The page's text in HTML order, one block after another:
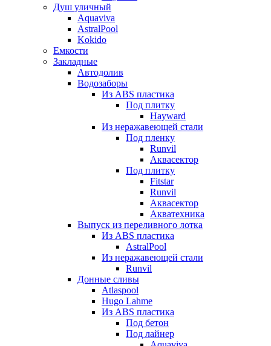
Душ уличный
Aquaviva
AstralPool
Kokido
Емкости
Закладные
Автодолив
Водозаборы
Из ABS пластика
Под плитку
Hayward
Из неражавеющей стали
Под пленку
Runvil
Аквасектор
Под плитку
Fitstar
Runvil
Аквасектор
Акватехника
Выпуск из переливного лотка
Из ABS пластика
AstralPool
Из неражавеющей стали
Runvil
Донные сливы
Atlaspool
Hugo Lahme
Из ABS пластика
Под бетон
Под лайнер